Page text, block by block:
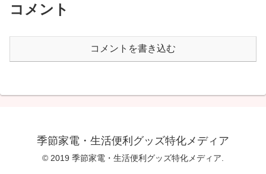
コメント
コメントを書き込む
季節家電・生活便利グッズ特化メディア
© 2019 季節家電・生活便利グッズ特化メディア.